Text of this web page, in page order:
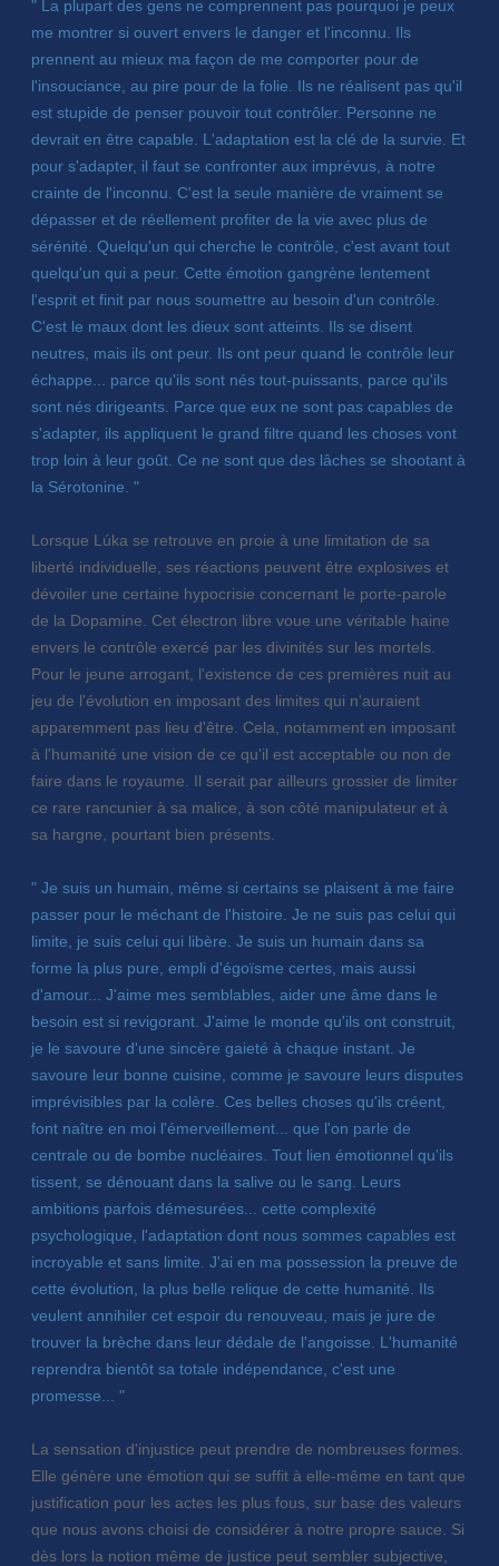
" La plupart des gens ne comprennent pas pourquoi je peux
me montrer si ouvert envers le danger et l'inconnu. Ils
prennent au mieux ma façon de me comporter pour de
l'insouciance, au pire pour de la folie. Ils ne réalisent pas qu'il
est stupide de penser pouvoir tout contrôler. Personne ne
devrait en être capable. L'adaptation est la clé de la survie. Et
pour s'adapter, il faut se confronter aux imprévus, à notre
crainte de l'inconnu. C'est la seule manière de vraiment se
dépasser et de réellement profiter de la vie avec plus de
sérénité. Quelqu'un qui cherche le contrôle, c'est avant tout
quelqu'un qui a peur. Cette émotion gangrène lentement
l'esprit et finit par nous soumettre au besoin d'un contrôle.
C'est le maux dont les dieux sont atteints. Ils se disent
neutres, mais ils ont peur. Ils ont peur quand le contrôle leur
échappe... parce qu'ils sont nés tout-puissants, parce qu'ils
sont nés dirigeants. Parce que eux ne sont pas capables de
s'adapter, ils appliquent le grand filtre quand les choses vont
trop loin à leur goût. Ce ne sont que des lâches se shootant à
la Sérotonine. "
Lorsque Lúka se retrouve en proie à une limitation de sa
liberté individuelle, ses réactions peuvent être explosives et
dévoiler une certaine hypocrisie concernant le porte-parole
de la Dopamine. Cet électron libre voue une véritable haine
envers le contrôle exercé par les divinités sur les mortels.
Pour le jeune arrogant, l'existence de ces premières nuit au
jeu de l'évolution en imposant des limites qui n'auraient
apparemment pas lieu d'être. Cela, notamment en imposant
à l'humanité une vision de ce qu'il est acceptable ou non de
faire dans le royaume. Il serait par ailleurs grossier de limiter
ce rare rancunier à sa malice, à son côté manipulateur et à
sa hargne, pourtant bien présents.
" Je suis un humain, même si certains se plaisent à me faire
passer pour le méchant de l'histoire. Je ne suis pas celui qui
limite, je suis celui qui libère. Je suis un humain dans sa
forme la plus pure, empli d'égoïsme certes, mais aussi
d'amour... J'aime mes semblables, aider une âme dans le
besoin est si revigorant. J'aime le monde qu'ils ont construit,
je le savoure d'une sincère gaieté à chaque instant. Je
savoure leur bonne cuisine, comme je savoure leurs disputes
imprévisibles par la colère. Ces belles choses qu'ils créent,
font naître en moi l'émerveillement... que l'on parle de
centrale ou de bombe nucléaires. Tout lien émotionnel qu'ils
tissent, se dénouant dans la salive ou le sang. Leurs
ambitions parfois démesurées... cette complexité
psychologique, l'adaptation dont nous sommes capables est
incroyable et sans limite. J'ai en ma possession la preuve de
cette évolution, la plus belle relique de cette humanité. Ils
veulent annihiler cet espoir du renouveau, mais je jure de
trouver la brèche dans leur dédale de l'angoisse. L'humanité
reprendra bientôt sa totale indépendance, c'est une
promesse... "
La sensation d'injustice peut prendre de nombreuses formes.
Elle génère une émotion qui se suffit à elle-même en tant que
justification pour les actes les plus fous, sur base des valeurs
que nous avons choisi de considérer à notre propre sauce. Si
dès lors la notion même de justice peut sembler subjective,